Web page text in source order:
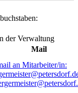
der Verwaltung
Mail